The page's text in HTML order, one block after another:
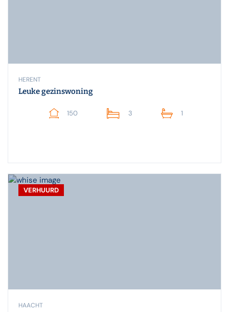
HERENT
Leuke gezinswoning
150 3 1
VERHUURD
HAACHT